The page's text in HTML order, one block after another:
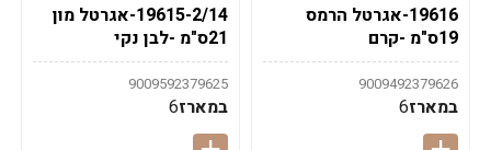
19616-אגרטל הרמס
19ס"מ -קרם
9009492379626
במארז6
19615-2/14-אגרטל מון
21ס"מ -לבן נקי
9009592379625
במארז6